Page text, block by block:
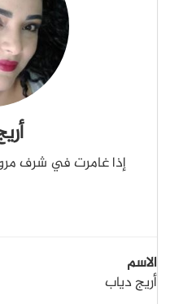
إذا غامرت في شرف
الاسم
أريج دياب